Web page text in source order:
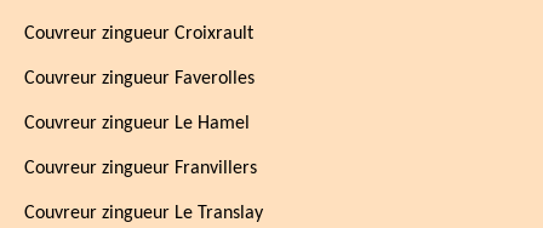
Couvreur zingueur Croixrault
Couvreur zingueur Faverolles
Couvreur zingueur Le Hamel
Couvreur zingueur Franvillers
Couvreur zingueur Le Translay